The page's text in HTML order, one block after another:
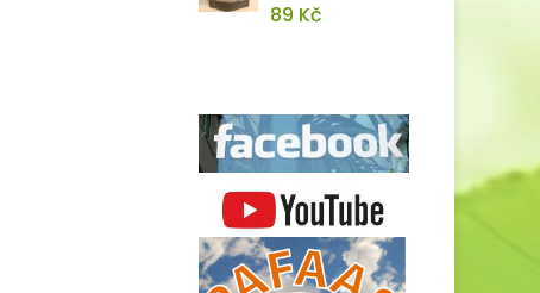
89 Kč